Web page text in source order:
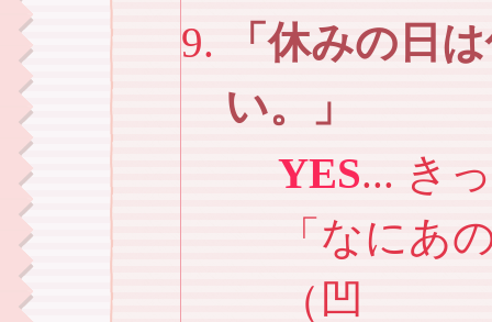
休みの日
い。
YES... き
「なにあ
（凹